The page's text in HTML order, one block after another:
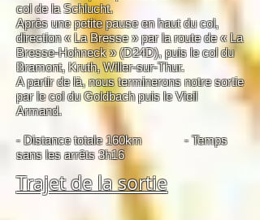
col de la Schlucht.
Après une petite pause en haut du col,
direction « La Bresse » par la route de « La
Bresse-Hohneck » (D24D), puis le col du
Bramont, Kruth, Willer-sur-Thur.
A partir de là, nous terminerons notre sortie
par le col du Goldbach puis le Vieil
Armand.
- Distance totale 160km - Temps
sans les arrêts 3h16
Trajet de la sortie